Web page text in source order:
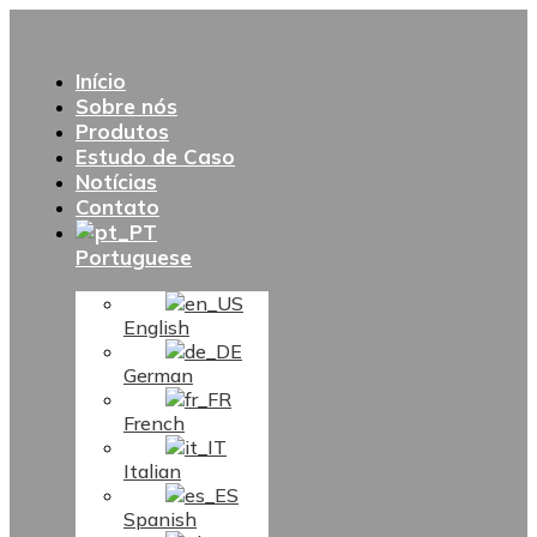
Início
Sobre nós
Produtos
Estudo de Caso
Notícias
Contato
Portuguese
English
German
French
Italian
Spanish